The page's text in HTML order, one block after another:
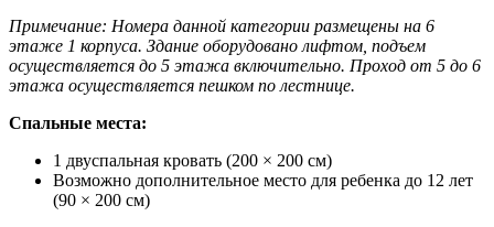
Примечание: Номера данной категории размещены на 6
этаже 1 корпуса. Здание оборудовано лифтом, подъем
осуществляется до 5 этажа включительно. Проход от 5 до 6
этажа осуществляется пешком по лестнице.
Спальные места:
1 двуспальная кровать (200 × 200 см)
Возможно дополнительное место для ребенка до 12 лет
(90 × 200 см)